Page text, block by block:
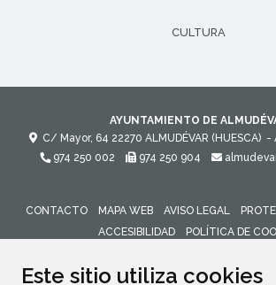
Este sitio utiliza cookies
CULTURA
AYUNTAMIENTO DE
C/ Mayor, 64 22270 ALMUDÉVAR (HUESCA) -
974 250 002
974 250 904
CONTACTO MAPA WEB AVISO LEGAL
ACCESIBILIDAD
POLÍTICA DE